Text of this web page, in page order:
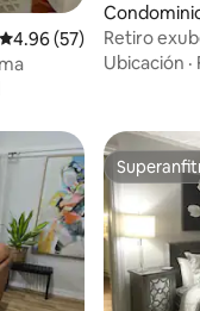
Calificación promedio:
4.96 (57)
Retiro
de Laurel -
Ubicación ·